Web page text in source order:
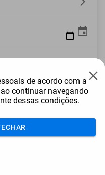
de acordo com a
ao continuar navegando
dessas condições.